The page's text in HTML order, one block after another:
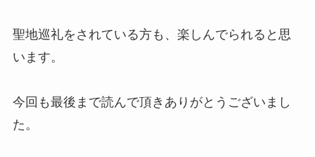
聖地巡礼をされている方も、楽しんでられると思
います。
今回も最後まで読んで頂きありがとうございまし
た。